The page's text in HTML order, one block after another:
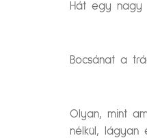
Hát egy nagy
Bocsánat a
Olyan, mint
nélkül,